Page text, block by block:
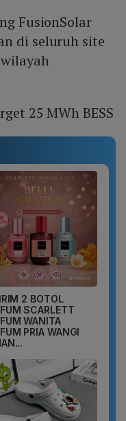
FusionSolar
di seluruh site
25 MWh BESS
2 BOTOL
SCARLETT
WANITA
PRIA WANGI